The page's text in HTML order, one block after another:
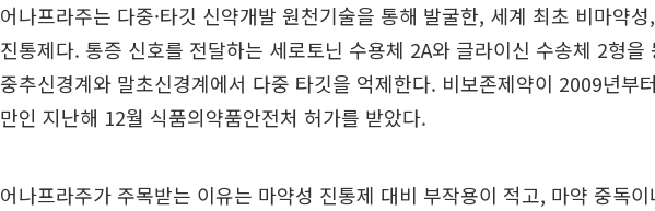
어나프라주는 다중·타깃 신약개발 원천기술을 통해 발굴한, 세계 최초 비마약
진통제다. 통증 신호를 전달하는 세로토닌 수용체 2A와 글라이신 수송체 2형을
중추신경계와 말초신경계에서 다중 타깃을 억제한다. 비보존제약이 2009년부
만인 지난해 12월 식품의약품안전처 허가를 받았다.
어나프라주가 주목받는 이유는 마약성 진통제 대비 부작용이 적고, 마약 중독